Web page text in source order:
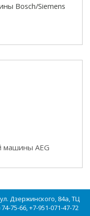
Bosch/Siemens
машины AEG
Дзержинского, 84а, ТЦ
75-66, +7-951-071-47-72